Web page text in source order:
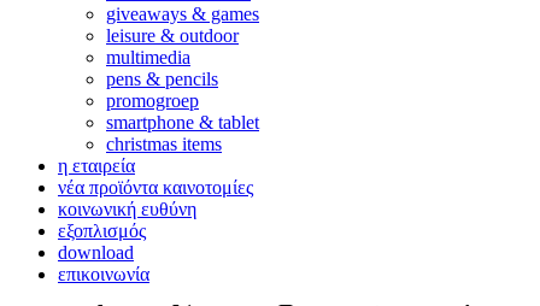
giveaways & games
leisure & outdoor
multimedia
pens & pencils
promogroep
smartphone & tablet
christmas items
η εταιρεία
νέα προϊόντα καινοτομίες
κοινωνική ευθύνη
εξοπλισμός
download
επικοινωνία